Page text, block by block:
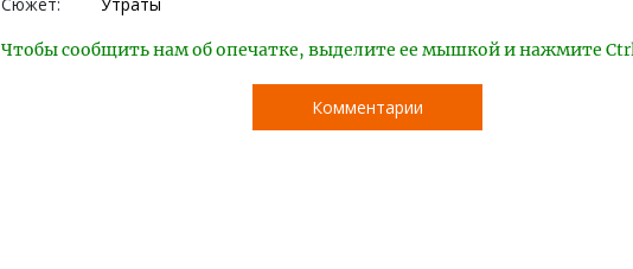
Чтобы сообщить нам об опечатке, выделите ее мышкой и нажмите
Комментарии